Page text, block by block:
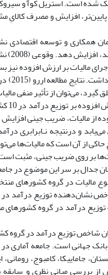
افزایش و مصرف
برگ (2010) در کشورهای سازمان
گیرد، می‌توان از تأثیر منفی
از مالیات، ضریب جینی
زمانی 1370‌-‌1350بررسی کرد. نتایج حاکی
روی ضریب جینی، مثبت
جدال بر سر این موضوع در
درآمد در گروه کشورهای
شاخص توزیع درآمد در گروه
بانک جهانی است. جامعه­
جاماییکا، کامبوج،
بررسی مبانی نظری و